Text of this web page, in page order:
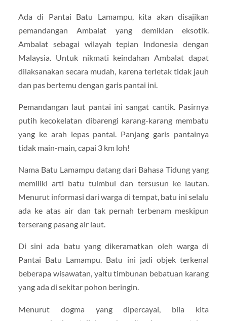
Ada di Pantai Batu Lamampu, kita akan disajikan
pemandangan Ambalat yang demikian eksotik.
Ambalat sebagai wilayah tepian Indonesia dengan
Malaysia. Untuk nikmati keindahan Ambalat dapat
dilaksanakan secara mudah, karena terletak tidak jauh
dan pas bertemu dengan garis pantai ini.
Pemandangan laut pantai ini sangat cantik. Pasirnya
putih kecokelatan dibarengi karang-karang membatu
yang ke arah lepas pantai. Panjang garis pantainya
tidak main-main, capai 3 km loh!
Nama Batu Lamampu datang dari Bahasa Tidung yang
memiliki arti batu tuimbul dan tersusun ke lautan.
Menurut informasi dari warga di tempat, batu ini selalu
ada ke atas air dan tak pernah terbenam meskipun
terserang pasang air laut.
Di sini ada batu yang dikeramatkan oleh warga di
Pantai Batu Lamampu. Batu ini jadi objek terkenal
beberapa wisawatan, yaitu timbunan bebatuan karang
yang ada di sekitar pohon beringin.
Menurut dogma yang dipercayai, bila kita